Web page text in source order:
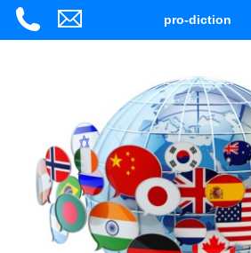
pro-diction